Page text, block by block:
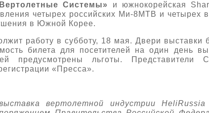
Системы» и южнокорейская
четырех российских Ми-8МТВ и четырех
в Южной Корее.
работу в субботу, 18 мая. Двери выставки
билета для посетителей на один день
предусмотрены льготы.
«Пресса».
вертолетной индустрии